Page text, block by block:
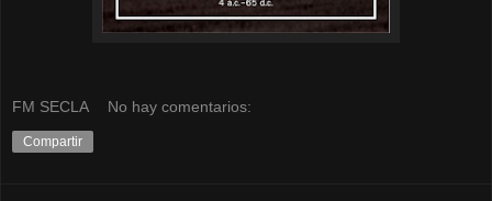
FM SECLA No hay comentarios:
Compartir